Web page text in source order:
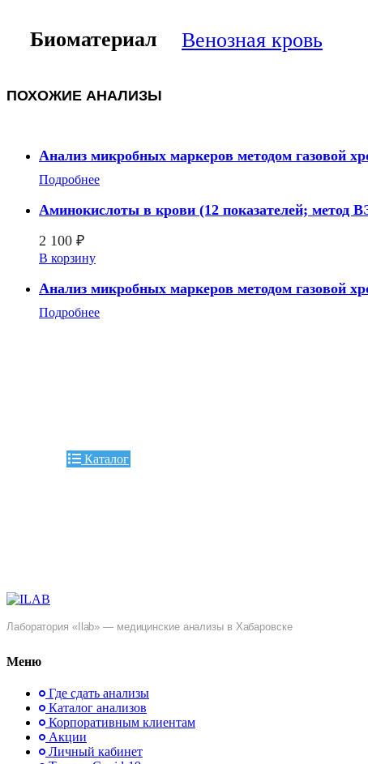
Биоматериал Венозная кровь
ПОХОЖИЕ АНАЛИЗЫ
Анализ микробных маркеров методом газовой
Подробнее
Аминокислоты в крови (12 показателей;
2 100 ₽
В корзину
Анализ микробных маркеров методом газовой
Подробнее
Каталог
Лаборатория «Ilab» — медицинские анализы в Хабаровске
Меню
Где сдать анализы
Каталог анализов
Корпоративным клиентам
Акции
Личный кабинет